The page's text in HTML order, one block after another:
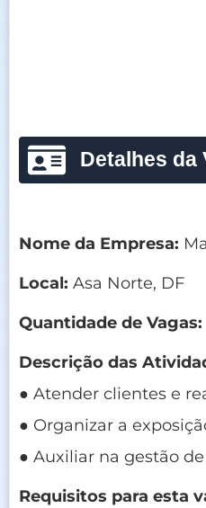
Detalhes da
Nome da Empresa:
Local: Asa Norte, DF
Quantidade de Vagas:
Descrição das
● Atender clientes e
● Organizar a
● Auxiliar na gestão
Requisitos para esta